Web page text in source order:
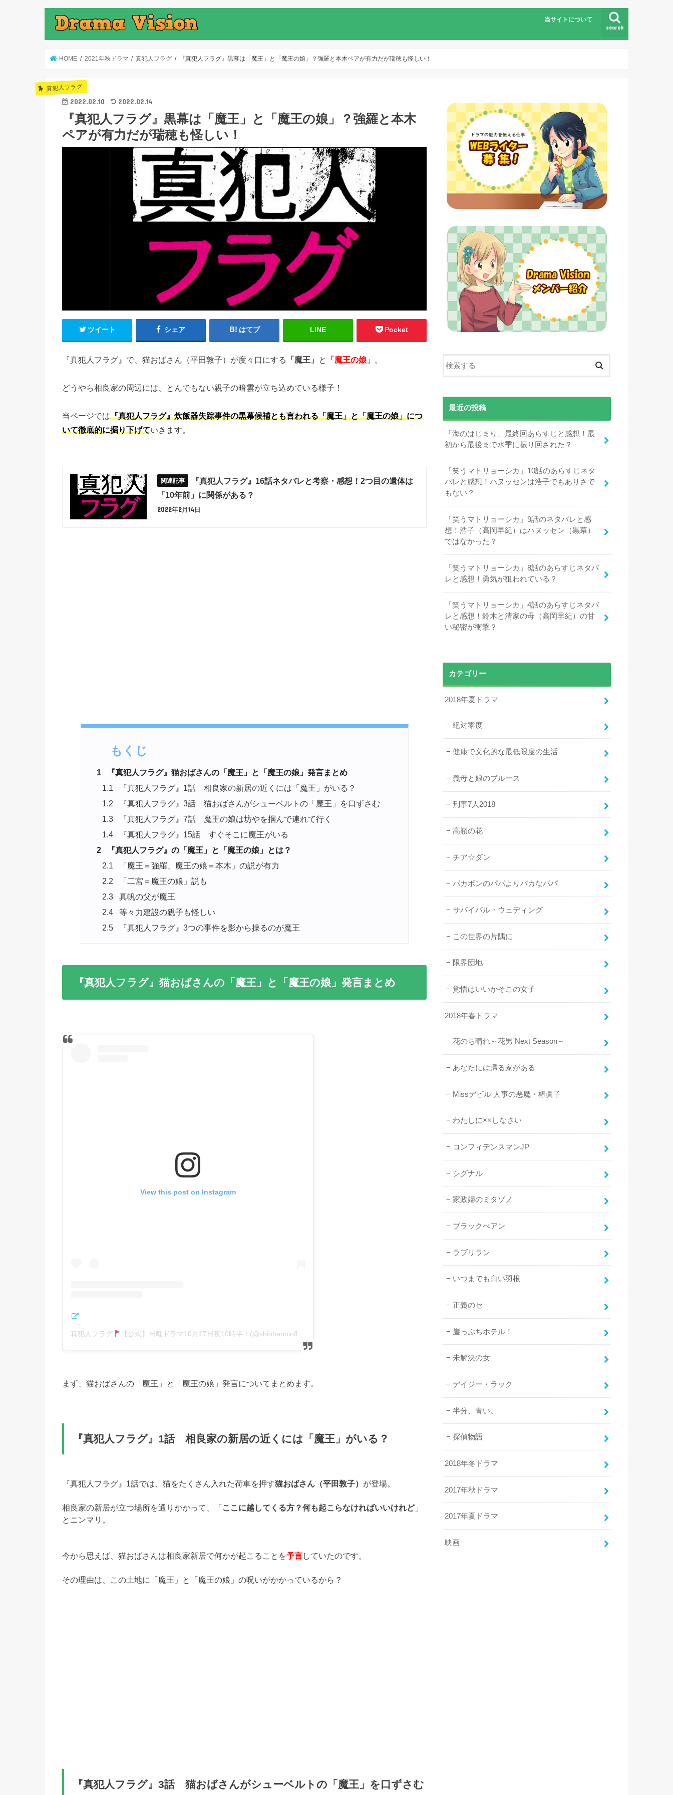
search
当サイトについて
HOME 2021年秋ドラマ 真犯人フラグ 『真犯人フラグ』黒幕は「魔王」と「魔王の娘」？強羅と本木ペアが有力だが瑞穂も怪しい！
真犯人フラグ
2022.02.10 2022.02.14
『真犯人フラグ』黒幕は「魔王」と「魔王の娘」？強羅と本木
ペアが有力だが瑞穂も怪しい！
ツイート シェア はてブ LINE Pocket
『真犯人フラグ』で、猫おばさん（平田敦子）が度々口にする 「魔王」 と 「魔王の娘」 。
どうやら相良家の周辺には、とんでもない親子の暗雲が立ち込めている様子！
当ページでは 『真犯人フラグ』炊飯器失踪事件の黒幕候補とも言われる「魔王」と「魔王の娘」につ
いて徹底的に掘り下げていきます。
『真犯人フラグ』16話ネタバレと考察・感想！2つ目の遺体は
「10年前」に関係がある？
2022年2月14日
もくじ
1
『真犯人フラグ』猫おばさんの「魔王」と「魔王の娘」発言まとめ
1.1
『真犯人フラグ』1話 相良家の新居の近くには「魔王」がいる？
1.2
『真犯人フラグ』3話 猫おばさんがシューベルトの「魔王」を口ずさむ
1.3
『真犯人フラグ』7話 魔王の娘は坊やを掴んで連れて行く
1.4
『真犯人フラグ』15話 すぐそこに魔王がいる
2
『真犯人フラグ』の「魔王」と「魔王の娘」とは？
2.1
「魔王＝強羅、魔王の娘＝本木」の説が有力
2.2
「二宮＝魔王の娘」説も
2.3
真帆の父が魔王
2.4
等々力建設の親子も怪しい
2.5
『真犯人フラグ』3つの事件を影から操るのが魔王
『真犯人フラグ』猫おばさんの「魔王」と「魔王の娘」発言まとめ
View this post on Instagram
真犯人フラグ 【公式】日曜ドラマ10月17日夜10時半！(@shinhanninflag_ntv)がシェアした投稿
まず、猫おばさんの「魔王」と「魔王の娘」発言についてまとめます。
『真犯人フラグ』1話 相良家の新居の近くには「魔王」がいる？
『真犯人フラグ』1話では、猫をたくさん入れた荷車を押す猫おばさん（平田敦子） が登場。
相良家の新居が立つ場所を通りかかって、「ここに越してくる方？何も起こらなければいいけれど」
とニンマリ。
今から思えば、猫おばさんは相良家新居で何かが起こることを予言していたのです。
その理由は、この土地に「魔王」と「魔王の娘」の呪いがかかっているから？
『真犯人フラグ』3話 猫おばさんがシューベルトの「魔王」を口ずさむ
最近の投稿
「海のはじまり」最終回あらすじと感想！最
初から最後まで水季に振り回された？
「笑うマトリョーシカ」10話のあらすじネタ
バレと感想！ハヌッセンは浩子でもありさで
もない？
「笑うマトリョーシカ」9話のネタバレと感
想！浩子（高岡早紀）はハヌッセン（黒幕）
ではなかった？
「笑うマトリョーシカ」8話のあらすじネタバ
レと感想！勇気が狙われている？
「笑うマトリョーシカ」4話のあらすじネタバ
レと感想！鈴木と清家の母（高岡早紀）の甘
い秘密が衝撃？
カテゴリー
2018年夏ドラマ
絶対零度
健康で文化的な最低限度の生活
義母と娘のブルース
刑事7人2018
高嶺の花
チア☆ダン
バカボンのパパよりバカなパパ
サバイバル・ウェディング
この世界の片隅に
限界団地
覚悟はいいかそこの女子
2018年春ドラマ
花のち晴れ～花男 Next Season～
あなたには帰る家がある
Missデビル 人事の悪魔・椿眞子
わたしに××しなさい
コンフィデンスマンJP
シグナル
家政婦のミタゾノ
ブラックぺアン
ラブリラン
いつまでも白い羽根
正義のセ
崖っぷちホテル！
未解決の女
デイジー・ラック
半分、青い。
探偵物語
2018年冬ドラマ
2017年秋ドラマ
2017年夏ドラマ
映画